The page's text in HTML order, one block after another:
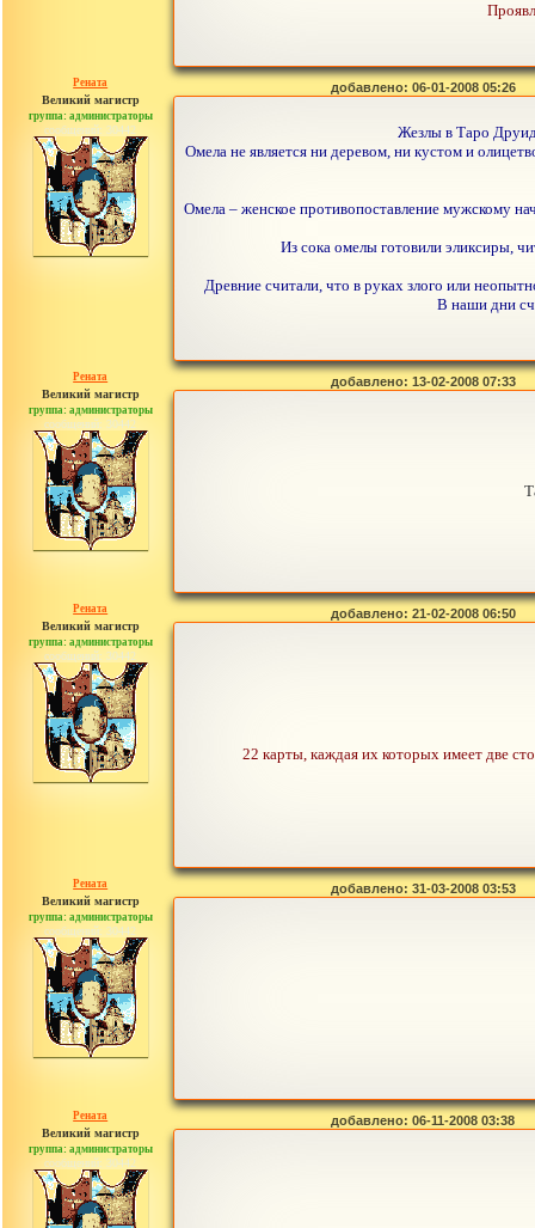
Рената
Великий магистр
группа: администраторы
сообщений: 30442
добавлено: 06-01-2008 05:26
Жезлы в Таро
Омела не является ни деревом, ни кустом и
Омела – женское противопоставление мужскому
Из сока омелы готовили эликсиры,
Древние считали, что в руках злого или
В наши дни
Рената
Великий магистр
группа: администраторы
сообщений: 30442
добавлено: 13-02-2008 07:33
Рената
Великий магистр
группа: администраторы
сообщений: 30442
добавлено: 21-02-2008 06:50
22 карты, каждая их которых имеет две
Рената
Великий магистр
группа: администраторы
сообщений: 30442
добавлено: 31-03-2008 03:53
Рената
Великий магистр
группа: администраторы
сообщений: 30442
добавлено: 06-11-2008 03:38